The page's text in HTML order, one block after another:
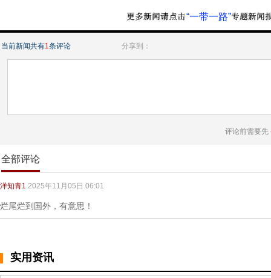
“一带一路”
当前新闻共有1条评论 分享到：
评论前需要先
全部评论
洋知青1 2025年11月05日 06:01
烂尾烂到国外，有意思！
实用资讯